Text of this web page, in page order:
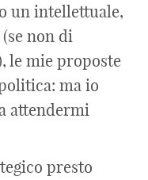
un intellettuale,
non di
le mie proposte
ma io
attendermi
presto